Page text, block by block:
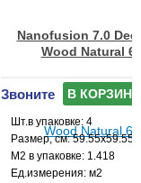
Nanofusion 7.0
Wood Natural
Звоните В КОРЗИНУ
Шт.в упаковке: 4
Размер, см: 59.55x59.55
М2 в упаковке: 1.418
Ед.измерения: м2